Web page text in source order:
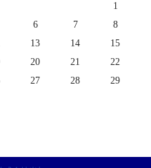
1
6 7
8
13 14
15
20 21
22
27 28
29